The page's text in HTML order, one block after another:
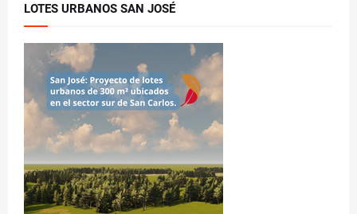
LOTES URBANOS SAN JOSÉ